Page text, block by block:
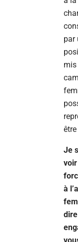
par
mis
Je
à